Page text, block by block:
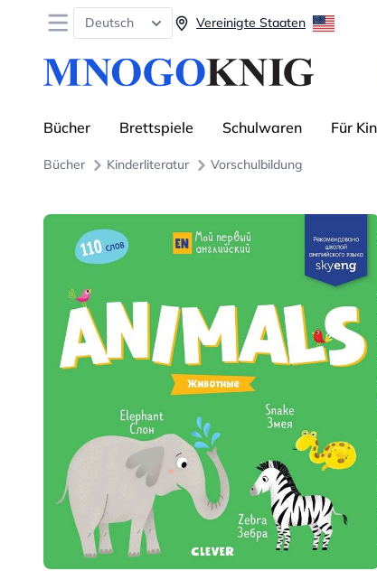
Open menu
Deutsch Vereinigte Staaten
Bücher Brettspiele Schulwaren Für
Bücher Kinderliteratur Vorschulbildung